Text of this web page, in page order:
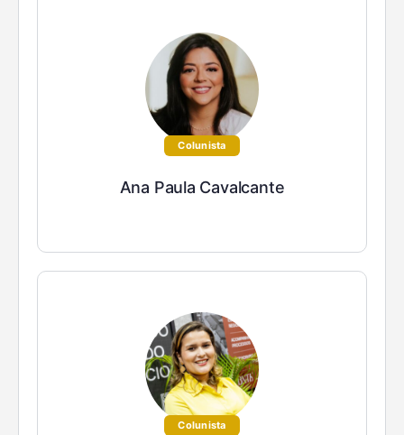
Colunista
Ana Paula Cavalcante
Colunista